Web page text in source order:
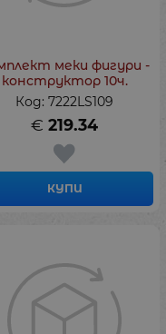
меки фигури -
конструктор 10ч.
Код: 7222LS109
219.34
€
КУПИ